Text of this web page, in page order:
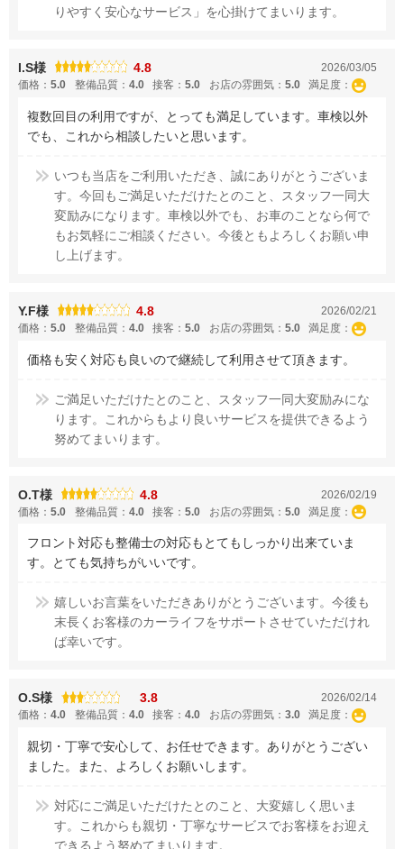
りやすく安心なサービス」を心掛けてまいります。
I.S様 4.8
2026/03/05
価格： 5.0 整備品質： 4.0 接客：5.0 お店の雰囲気： 5.0 満足度：
複数回目の利用ですが、とっても満足しています。車検以外
でも、これから相談したいと思います。
いつも当店をご利用いただき、誠にありがとうございま
す。今回もご満足いただけたとのこと、スタッフ一同大
変励みになります。車検以外でも、お車のことなら何で
もお気軽にご相談ください。今後ともよろしくお願い申
し上げます。
Y.F様 4.8
2026/02/21
価格： 5.0 整備品質： 4.0 接客：5.0 お店の雰囲気： 5.0 満足度：
価格も安く対応も良いので継続して利用させて頂きます。
ご満足いただけたとのこと、スタッフ一同大変励みにな
ります。これからもより良いサービスを提供できるよう
努めてまいります。
O.T様 4.8
2026/02/19
価格： 5.0 整備品質： 4.0 接客：5.0 お店の雰囲気： 5.0 満足度：
フロント対応も整備士の対応もとてもしっかり出来ていま
す。とても気持ちがいいです。
嬉しいお言葉をいただきありがとうございます。今後も
末長くお客様のカーライフをサポートさせていただけれ
ば幸いです。
O.S様 3.8
2026/02/14
価格： 4.0 整備品質： 4.0 接客：4.0 お店の雰囲気： 3.0 満足度：
親切・丁寧で安心して、お任せできます。ありがとうござい
ました。また、よろしくお願いします。
対応にご満足いただけたとのこと、大変嬉しく思いま
す。これからも親切・丁寧なサービスでお客様をお迎え
できるよう努めてまいります。